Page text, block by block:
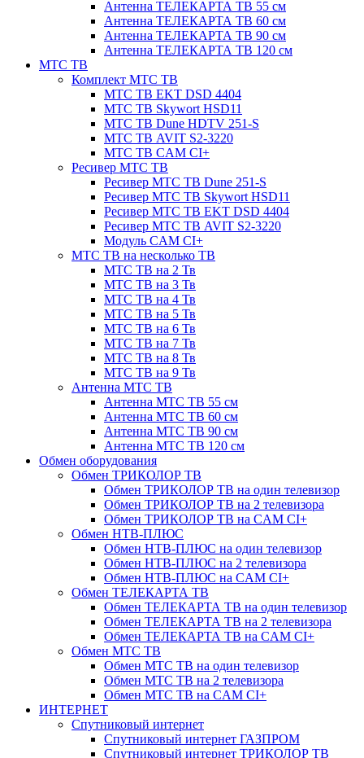
Антенна ТЕЛЕКАРТА ТВ 55 см
Антенна ТЕЛЕКАРТА ТВ 60 см
Антенна ТЕЛЕКАРТА ТВ 90 см
Антенна ТЕЛЕКАРТА ТВ 120 см
МТС ТВ
Комплект МТС ТВ
МТС ТВ EKT DSD 4404
МТС ТВ Skywort HSD11
МТС ТВ Dune HDTV 251-S
МТС ТВ AVIT S2-3220
МТС ТВ CAM CI+
Ресивер МТС ТВ
Ресивер МТС ТВ Dune 251-S
Ресивер МТС ТВ Skywort HSD11
Ресивер МТС ТВ EKT DSD 4404
Ресивер МТС ТВ AVIT S2-3220
Модуль CAM CI+
МТС ТВ на несколько ТВ
МТС ТВ на 2 Тв
МТС ТВ на 3 Тв
МТС ТВ на 4 Тв
МТС ТВ на 5 Тв
МТС ТВ на 6 Тв
МТС ТВ на 7 Тв
МТС ТВ на 8 Тв
МТС ТВ на 9 Тв
Антенна МТС ТВ
Антенна МТС ТВ 55 см
Антенна МТС ТВ 60 см
Антенна МТС ТВ 90 см
Антенна МТС ТВ 120 см
Обмен оборудования
Обмен ТРИКОЛОР ТВ
Обмен ТРИКОЛОР ТВ на один телевизор
Обмен ТРИКОЛОР ТВ на 2 телевизора
Обмен ТРИКОЛОР ТВ на CAM CI+
Обмен НТВ-ПЛЮС
Обмен НТВ-ПЛЮС на один телевизор
Обмен НТВ-ПЛЮС на 2 телевизора
Обмен НТВ-ПЛЮС на CAM CI+
Обмен ТЕЛЕКАРТА ТВ
Обмен ТЕЛЕКАРТА ТВ на один телевизор
Обмен ТЕЛЕКАРТА ТВ на 2 телевизора
Обмен ТЕЛЕКАРТА ТВ на CAM CI+
Обмен МТС ТВ
Обмен МТС ТВ на один телевизор
Обмен МТС ТВ на 2 телевизора
Обмен МТС ТВ на CAM CI+
ИНТЕРНЕТ
Спутниковый интернет
Спутниковый интернет ГАЗПРОМ
Спутниковый интернет ТРИКОЛОР ТВ